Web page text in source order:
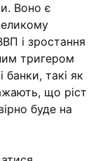
Воно є
і зростання
тригером
банки, такі як
що ріст
буде на